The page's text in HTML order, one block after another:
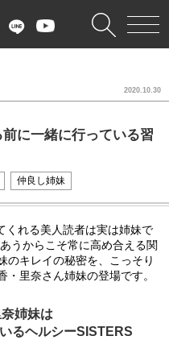
に一緒に行っている習
2020.10.30
仲良し姉妹
くれる美人読者は実は姉妹で
うからこそ常に高め合える関
のキレイの秘密を、こっそり
里奈さん姉妹の登場です。
姉妹は
るヘルシーSISTERS